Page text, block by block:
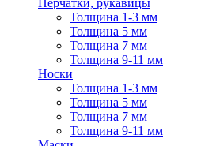
Перчатки, рукавицы
Толщина 1-3 мм
Толщина 5 мм
Толщина 7 мм
Толщина 9-11 мм
Носки
Толщина 1-3 мм
Толщина 5 мм
Толщина 7 мм
Толщина 9-11 мм